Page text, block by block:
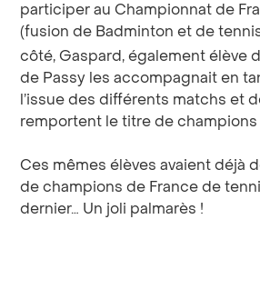
participer au Championnat de
(fusion de Badminton et de
côté, Gaspard, également élève
de Passy les accompagnait en
l’issue des différents matchs et
remportent le titre de champions
Ces mêmes élèves avaient déjà
de champions de France de
dernier… Un joli palmarès !